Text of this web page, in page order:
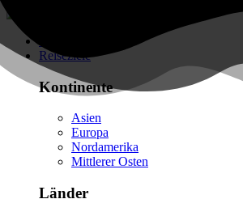
Reiseziele
Kontinente
Asien
Europa
Nordamerika
Mittlerer Osten
Länder